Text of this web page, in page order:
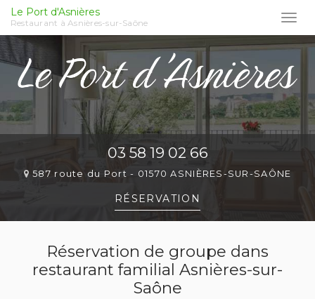
Aller
au
contenu
principal
Le Port d'Asnières
Restaurant à Asnières-sur-Saône
03 58 19 02 66
587 route du Port - 01570 ASNIÈRES-SUR-SAÔNE
RÉSERVATION
Réservation de groupe dans
restaurant familial Asnières-sur-
Saône